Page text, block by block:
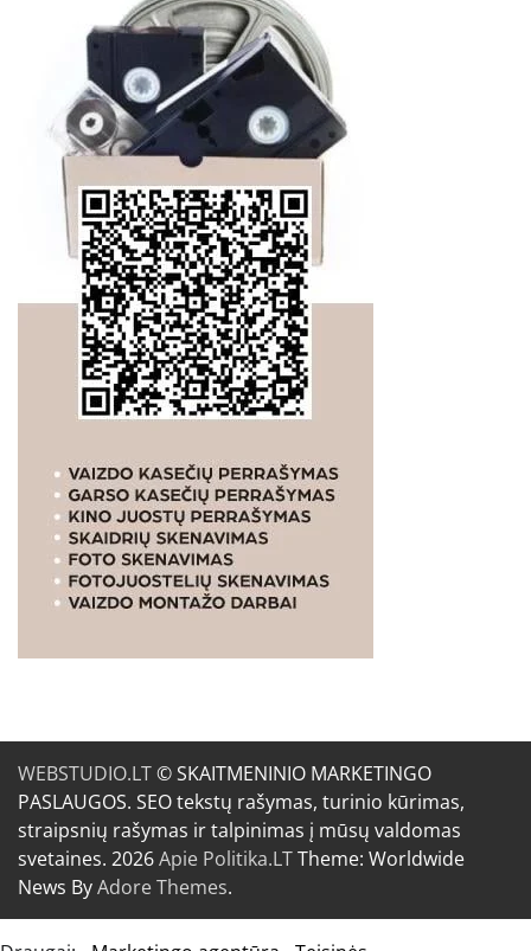
WEBSTUDIO.LT© SKAITMENINIO MARKETINGO
PASLAUGOS. SEO tekstų rašymas, turinio kūrimas,
straipsnių rašymas ir talpinimas į mūsų valdomas
svetaines. 2026Apie Politika.LTTheme: Worldwide
News ByAdore Themes.